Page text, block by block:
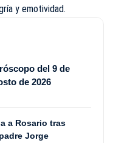
y emotividad.
del 9 de
de 2026
a Rosario tras
Jorge